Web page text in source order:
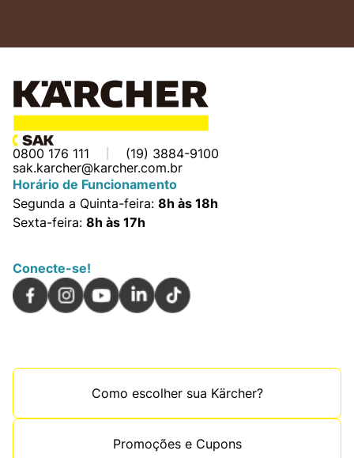
0800 176 111
(19) 3884-9100
sak.karcher@karcher.com.br
Horário de Funcionamento
Segunda a Quinta-feira: 8h às 18h
Sexta-feira: 8h às 17h
Conecte-se!
Como escolher sua Kärcher?
Promoções e Cupons